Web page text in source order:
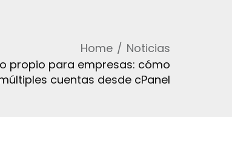
Home
Noticias
propio para empresas: cómo
cuentas desde cPanel